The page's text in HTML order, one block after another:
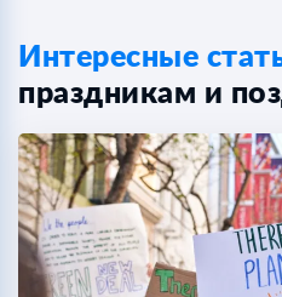
Интересные
праздникам и